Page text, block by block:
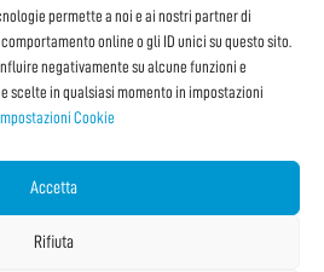
permette a noi e ai nostri partner di
online o gli ID unici su questo sito.
negativamente su alcune funzioni e
scelte in qualsiasi momento in impostazioni
Cookie
Accetta
Rifiuta
alla Newsletter
QUESTA PAGINA!
Facebook